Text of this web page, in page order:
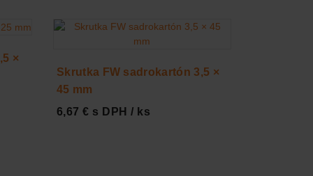
×
Skrutka FW sadrokartón 3,5 ×
45 mm
6,67 € s DPH / ks